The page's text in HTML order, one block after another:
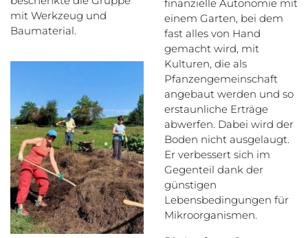
mit Werkzeug und
Baumaterial.
finanzielle Autonomie mit
einem Garten, bei dem
fast alles von Hand
gemacht wird, mit
Kulturen, die als
Pfanzengemeinschaft
angebaut werden und so
erstaunliche Erträge
abwerfen. Dabei wird der
Boden nicht ausgelaugt.
Er verbessert sich im
Gegenteil dank der
günstigen
Lebensbedingungen für
Mikroorganismen.